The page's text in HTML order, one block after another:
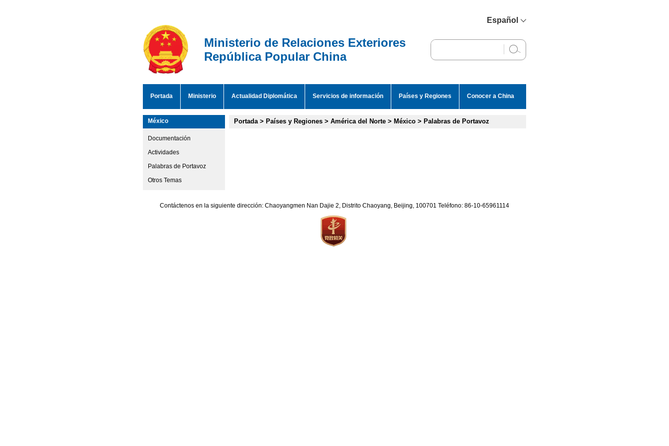
Español
English
Ministerio de Relaciones Exteriores
República Popular China
Portada Ministerio Actualidad Diplomática Servicios de información Países y Regiones Conocer a China
México
Documentación
Actividades
Palabras de Portavoz
Otros Temas
Portada> Países y Regiones > América del Norte > México > Palabras de Portavoz
Contáctenos en la siguiente dirección: Chaoyangmen Nan Dajie 2, Distrito Chaoyang, Beijing, 100701 Teléfono: 86-10-65961114